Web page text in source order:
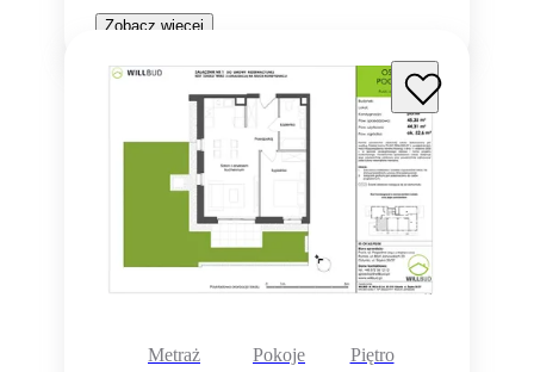
Zobacz więcej
Metraż
Pokoje
Piętro